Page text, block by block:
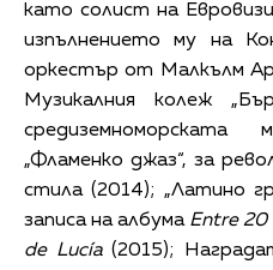
като солист на
изпълнението му на
оркестър от Малкълм
Музикалния колеж
средиземноморската
„Фламенко джаз“, за
стила (2014); „Латино
записа на албума Entre 20
de Lucía(2015);